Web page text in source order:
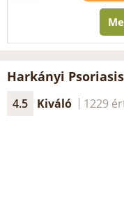
Harkányi
4.5 Kiváló 1229